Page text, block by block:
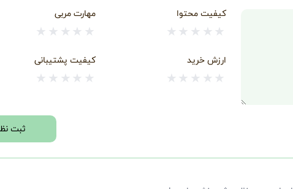
کیفیت محتوا
★ ★ ★ ★ ★
مهارت مربی
★ ★ ★ ★ ★
ارزش خرید
★ ★ ★ ★ ★
کیفیت پشتیبانی
★ ★ ★ ★ ★
ثبت